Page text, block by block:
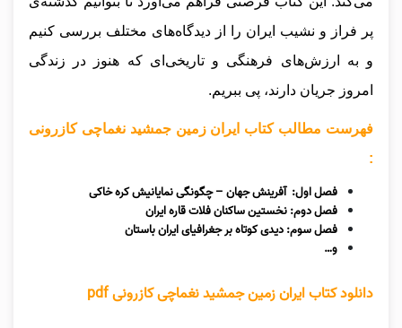
پر فراز و نشیب ایران را از دیدگاه‌های مختلف بررسی کنیم
و به ارزش‌های فرهنگی و تاریخی‌ای که هنوز در زندگی
امروز جریان دارند، پی ببریم.
فهرست مطالب کتاب ایران زمین جمشید نغماچی کازرونی
:
فصل اول: آفرینش جهان – چگونگی نمایانیش کره خاکی
فصل دوم: نخستین ساکنان فلات قاره ایران
فصل سوم: دیدی کوتاه بر جغرافیای ایران باستان
و…
دانلود کتاب ایران زمین جمشید نغماچی کازرونی pdf